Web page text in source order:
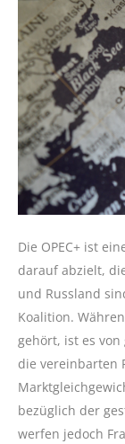
Die OPEC+ ist
darauf abzielt,
und Russland
Koalition.
gehört, ist es
die vereinbarten
bezüglich der
werfen jedoch